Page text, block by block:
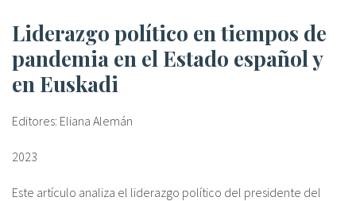
Becas
Investigación
Equipo
Sobre el IISJ
Liderazgo político en tiempos de
pandemia en el Estado español y
en Euskadi
Editores: Eliana Alemán
2023
Este artículo analiza el liderazgo político del presidente del